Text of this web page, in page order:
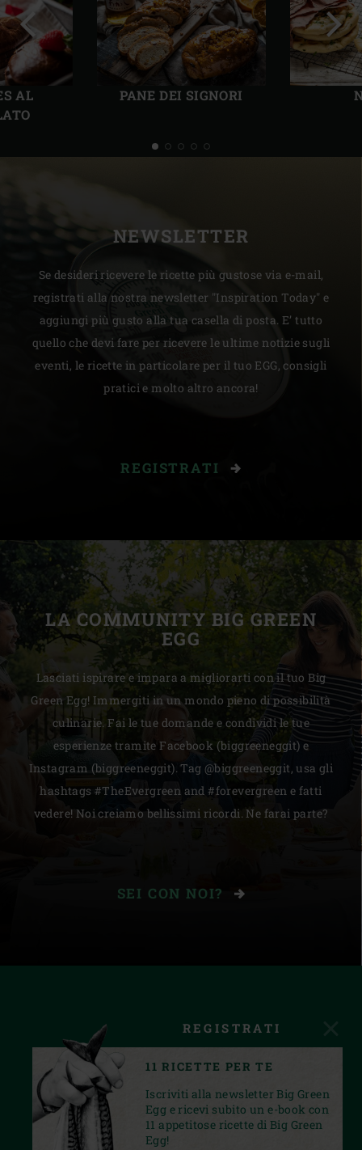
AL
PANE DEI SIGNORI
Precedente
NEWSLETTER
Se desideri ricevere le ricette più gustose via e-mail,
registrati alla nostra newsletter "Inspiration Today" e
aggiungi più gusto alla tua casella di posta. E’ tutto
quello che devi fare per ricevere le ultime notizie sugli
eventi, le ricette in particolare per il tuo EGG, consigli
pratici e molto altro ancora!
REGISTRATI
LA COMMUNITY BIG GREEN
EGG
Lasciati ispirare e impara a migliorarti con il tuo Big
Green Egg! Immergiti in un mondo pieno di possibilità
culinarie. Fai le tue domande e condividi le tue
esperienze tramite Facebook (biggreeneggit) e
Instagram (biggreeneggit). Tag @biggreeneggit, usa gli
hashtags #TheEvergreen and #forevergreen e fatti
vedere! Noi creiamo bellissimi ricordi. Ne farai parte?
SEI CON NOI?
REGISTRATI
11 RICETTE PER TE
Iscriviti alla newsletter Big Green
Egg e ricevi subito un e-book con
11 appetitose ricette di Big Green
Egg!